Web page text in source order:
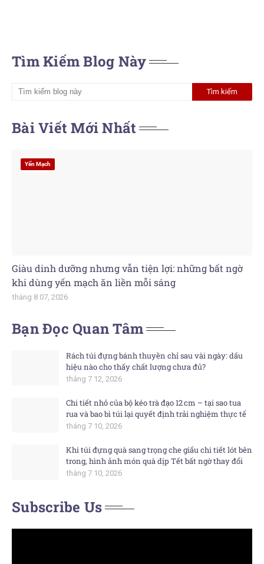
Tìm Kiếm Blog Này
Bài Viết Mới Nhất
Yến Mạch
Giàu dinh dưỡng nhưng vẫn tiện lợi: những bất ngờ
khi dùng yến mạch ăn liền mỗi sáng
tháng 8 07, 2026
Bạn Đọc Quan Tâm
Rách túi đựng bánh thuyền chỉ sau vài ngày: dấu
hiệu nào cho thấy chất lượng chưa đủ?
tháng 7 12, 2026
Chi tiết nhỏ của bộ kéo trà đạo 12 cm – tại sao tua
rua và bao bì túi lại quyết định trải nghiệm thực tế
tháng 7 10, 2026
Khi túi đựng quà sang trọng che giấu chi tiết lót bên
trong, hình ảnh món quà dịp Tết bất ngờ thay đổi
tháng 7 10, 2026
Subscribe Us